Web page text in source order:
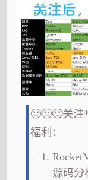
🙂🙂🙂关
福利：
源码分